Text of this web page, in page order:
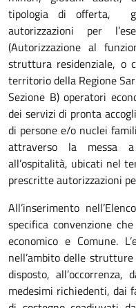
tipologia di offerta,
autorizzazioni per
(Autorizzazione al
struttura residenziale, o
territorio della Regione
Sezione B) operatori
dei servizi di pronta
di persone e/o nuclei
attraverso la messa
all’ospitalità, ubicati nel
prescritte autorizzazioni
All’inserimento
specifica convenzione
economico e Comune.
nell’ambito delle
disposto, all’occorrenza,
medesimi richiedenti,